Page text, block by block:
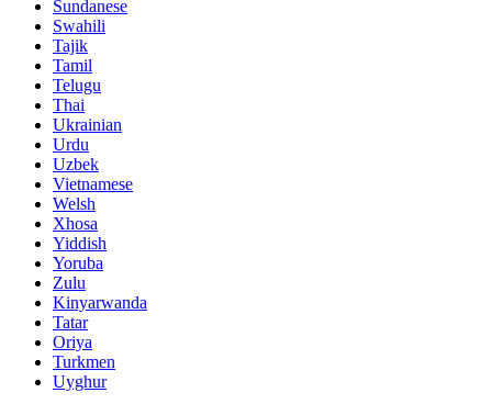
Sundanese
Swahili
Tajik
Tamil
Telugu
Thai
Ukrainian
Urdu
Uzbek
Vietnamese
Welsh
Xhosa
Yiddish
Yoruba
Zulu
Kinyarwanda
Tatar
Oriya
Turkmen
Uyghur